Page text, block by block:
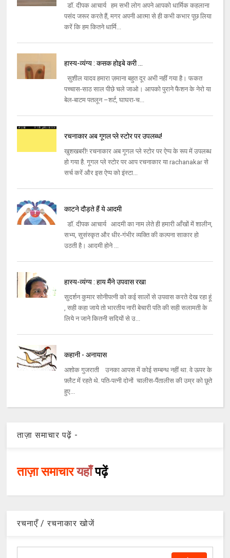
डॉ. दीपक आचार्य हम सभी लोग अपने आपको धार्मिक कहलाना
पसंद जरूर करते हैं, मगर अपनी आत्मा से ही कभी कभार पूछ लिया
करें कि हम कितने धार्मि...
हास्य-व्यंग्य : कसक होइबे करी ...
सुशील यादव हमारा ज़माना बहुत दूर अभी नहीं गया है। फकत
पच्चास-साठ साल पीछे चले जाओ। आपको पुराने फैशन के नेरो या
बेल-बाटम पतलून –शर्ट, घाघरा-च...
रचनाकार अब गूगल प्ले स्टोर पर उपलब्ध!
खुशखबरी! रचनाकार अब गूगल प्ले स्टोर पर ऐप्प के रूप में उपलब्ध
हो गया है. गूगल प्ले स्टोर पर आप रचनाकार या rachanakar से
सर्च करें और इस ऐप्प को इंस्टा...
काटने दौड़ते हैं ये आदमी
डॉ. दीपक आचार्य आदमी का नाम लेते ही हमारी आँखों में शालीन,
सभ्य, सुसंस्कृत और धीर-गंभीर व्यक्ति की कल्पना साकार हो
उठती है। आदमी होने ...
हास्य-व्यंग्य : हाय मैंने उपवास रखा
सुदर्शन कुमार सोनीपत्नी को कई सालों से उपवास करते देख रहा हूं
, सही कहा जाये तो भारतीय नारी बेचारी पति की सही सलामती के
लिये न जाने कितनी सदियों से उ...
कहानी - अनायास
अशोक गुजराती उनका आपस में कोई सम्बन्ध नहीं था. वे ऊपर के
फ़्लैट में रहते थे. पति-पत्नी दोनों चालीस-पैंतालीस की उम्र को छूते
हुए...
ताज़ा समाचार पढ़ें -
ताज़ा समाचारयहाँपढ़ें
रचनाएँ / रचनाकार खोजें